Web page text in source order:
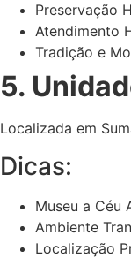
Preservação
Atendimento
Tradição e
5.
Localizada em
Dicas:
Museu a Céu
Ambiente
Localização